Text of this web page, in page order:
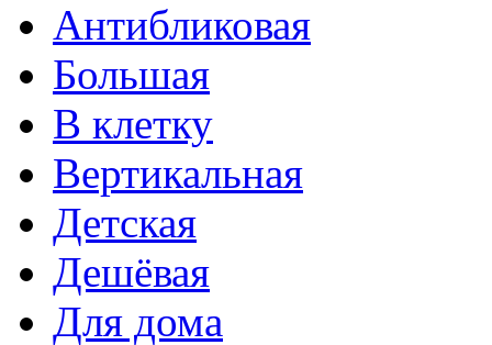
Антибликовая
Большая
В клетку
Вертикальная
Детская
Дешёвая
Для дома